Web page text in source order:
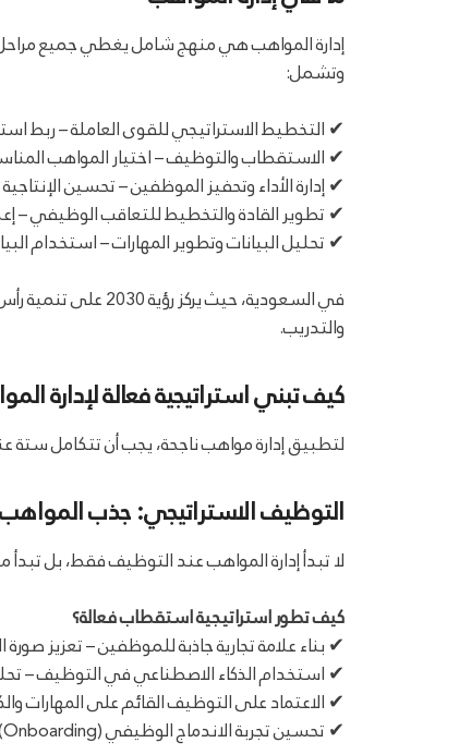
إدارة المواهب هي منهج شامل يغطي جميع مراحل
وتشمل:
✔ التخطيط الاستراتيجي للقوى العاملة – ربط
✔ الاستقطاب والتوظيف – اختيار المواهب
✔ إدارة الأداء وتحفيز الموظفين – تحسين الإنتاجية
✔ تطوير القادة والتخطيط للتعاقب الوظيفي –
✔ تحليل البيانات وتطوير المهارات – استخدام
في السعودية،
والتدريب.
كيف تبني استراتيجية فعالة لإدارة
لتطبيق إدارة مواهب ناجحة، يجب أن تتكامل
التوظيف الاستراتيجي: جذب
لا تبدأ إدارة المواهب عند التوظيف فقط، بل
كيف تطور استراتيجية استقطاب فعالة؟
✔ بناء علامة تجارية جاذبة للموظفين – تعزيز
✔ استخدام الذكاء الاصطناعي في التوظيف –
✔ الاعتماد على التوظيف القائم على المهارات
✔ تحسين تجربة الاندماج الوظيفي (Onboarding) – توفير تجربة ترحيبية سلسة للموظفين الجدد.